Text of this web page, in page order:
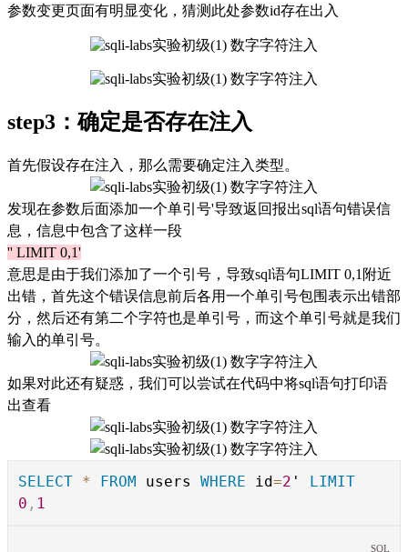
参数变更页面有明显变化，猜测此处参数id存在出入
step3：确定是否存在注入
首先假设存在注入，那么需要确定注入类型。
发现在参数后面添加一个单引号'导致返回报出sql语句错误信
息，信息中包含了这样一段
'' LIMIT 0,1'
意思是由于我们添加了一个引号，导致sql语句LIMIT 0,1附近
出错，首先这个错误信息前后各用一个单引号包围表示出错部
分，然后还有第二个字符也是单引号，而这个单引号就是我们
输入的单引号。
如果对此还有疑惑，我们可以尝试在代码中将sql语句打印语
出查看
SELECT * FROM users WHERE id=2 ' LIMIT
0 , 1
SQL